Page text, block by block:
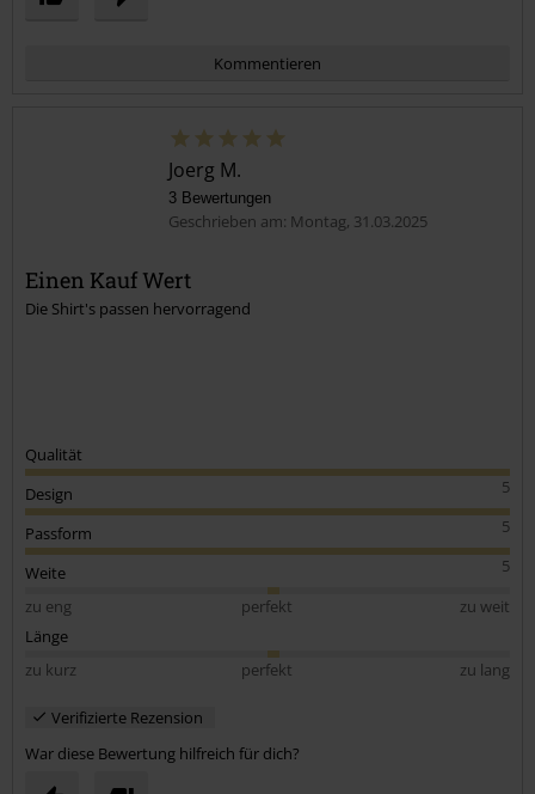
Kommentieren
Kommentar jetzt abschicken!
Joerg M.
3 Bewertungen
Geschrieben am: Montag, 31.03.2025
Einen Kauf Wert
Die Shirt's passen hervorragend
Qualität
5
Design
5
Passform
5
Weite
zu eng
perfekt
zu weit
Länge
zu kurz
perfekt zu lang
Verifizierte Rezension
War diese Bewertung hilfreich für dich?